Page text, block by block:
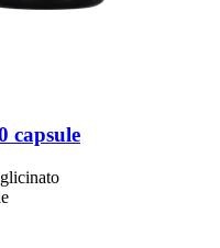
capsule